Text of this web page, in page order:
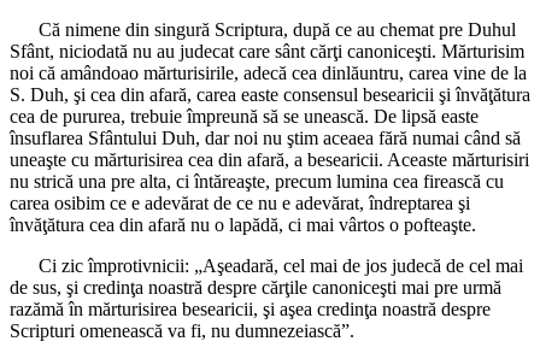
Că nimene din singură Scriptura, după ce au chemat pre Duhul
Sfânt, niciodată nu au judecat care sânt cărţi canoniceşti. Mărturisim
noi că amândoao mărturisirile, adecă cea dinlăuntru, carea vine de la
S. Duh, şi cea din afară, carea easte consensul besearicii şi învăţătura
cea de pururea, trebuie împreună să se unească. De lipsă easte
însuflarea Sfântului Duh, dar noi nu ştim aceaea fără numai când să
uneaşte cu mărturisirea cea din afară, a besearicii. Aceaste mărturisiri
nu strică una pre alta, ci întăreaşte, precum lumina cea firească cu
carea osibim ce e adevărat de ce nu e adevărat, îndreptarea şi
învăţătura cea din afară nu o lapădă, ci mai vârtos o pofteaşte.
Ci zic împrotivnicii: „Aşeadară, cel mai de jos judecă de cel mai
de sus, şi credinţa noastră despre cărţile canoniceşti mai pre urmă
razămă în mărturisirea besearicii, şi aşea credinţa noastră despre
Scripturi omenească va fi, nu dumnezeiască”.